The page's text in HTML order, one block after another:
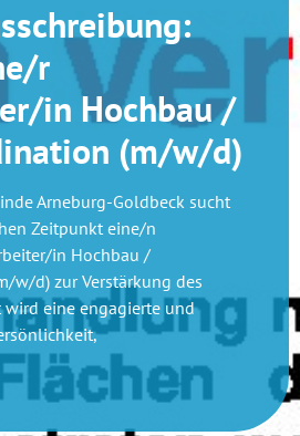
r
in Hochbau /
(m/w/d)
Arneburg-Goldbeck sucht
Zeitpunkt eine/n
in Hochbau /
w/d) zur Verstärkung des
wird eine engagierte und